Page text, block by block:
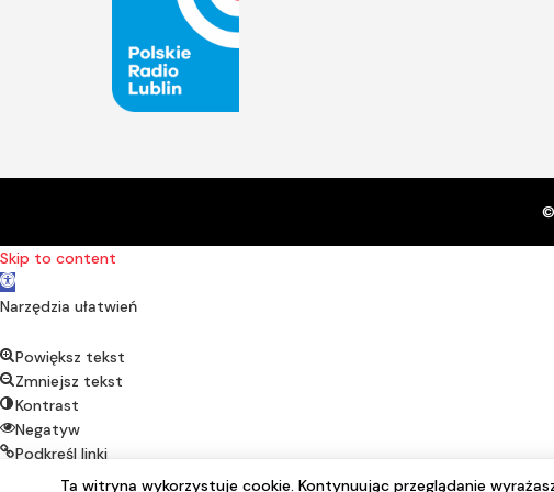
©
Ta witryna wykorzystuje cookie. Kontynuując przeglądanie
Skip to content
Open toolbar
Narzędzia ułatwień
Powiększ tekst
Zmniejsz tekst
Kontrast
Negatyw
Podkreśl linki
Czcionka alternatywna